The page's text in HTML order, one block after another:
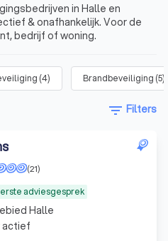
in Halle en
& onafhankelijk. Voor de
bedrijf of woning.
(4) Brandbeveiliging (5)
filter_list Filters
adviesgesprek
(21)
Halle
actief